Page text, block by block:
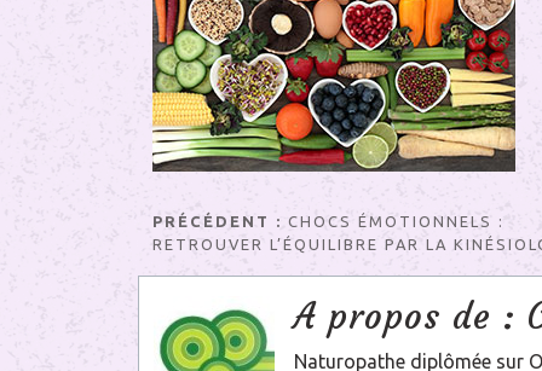
Navigation
de
l’article
PRÉCÉDENT : CHOCS ÉMOTIONNELS :
RETROUVER L’ÉQUILIBRE PAR LA
A propos de :
Naturopathe diplômée sur